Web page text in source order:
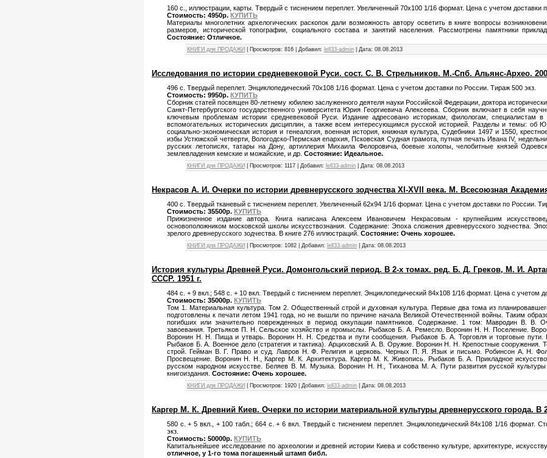
160 с., иллюстрации, карты. Твердый с тиснением переплет. Увеличенный 70х100 1/16 формат. Цена с учетом доставки
Стоимость: 4950р. КУПИТЬ
Материалы многолетних архелогических раскопок дали возможность автору осветить в книге вопросы
размеров, исторической топографии, социального состава и занятий населения. Рассмотрены памятники
Состояние: Отличное.
КНИГИ для ПРОДАЖИ | Просмотров: 816 | Добавил: lell33-admin | Дата: 08.08.2013
Исследования по истории средневековой Руси. сост. С. В. Стрельников. М.-Спб. Альянс-Архео.
496 с. Твердый переплет. Энциклопедический 70х108 1/16 формат. Цена с учетом доставки по России. Тираж 500 экз.
Стоимость: 9950р. КУПИТЬ
Сборник статей посвящен 80-летнему юбилею заслуженного деятеля науки Российской Федерации, доктора
Санкт-Петербургского государственного университета Юрия Георгиевича Алексеева. Сборник включает в себя
ключевым проблемам истории средневековой Руси. Издание адресовано историкам, филологам, специалистам в
вспомогательных исторических дисциплин, а также всем интересующимся русской историей. Разделы и темы: об
социально-экономическая история и генеалогия, военная история, книжная культура, Судебники 1497 и 1550,
избы Устюжской четверти, Вологодско-Пермская епархия, Псковская Судная грамота, путная печать Ивана IV,
русских летописях, татары на Дону, артиллерия Михаила Фелоровича, боевые холопы, челобитные князей
землевладения кемские и можайские, и др. Состояние: Идеальное.
КНИГИ для ПРОДАЖИ | Просмотров: 1117 | Добавил: lell33-admin | Дата: 08.08.2013
Некрасов А. И. Очерки по истории древнерусского зодчества XI-XVII века. М. Всесоюзная
400 с. Твердый тканевый с тиснением переплет. Увеличенный 62х94 1/16 формат. Цена с учетом доставки по России.
Стоимость: 35500р. КУПИТЬ
Прижизненное издание автора. Книга написана Алексеем Ивановичем Некрасовым - крупнейшим
основоположником московской школы искусствознания. Содержание: Эпоха сложения древнерусского зодчества.
зрелого древнерусского зодчества. В книге 276 иллюстраций. Состояние: Очень хорошее.
КНИГИ для ПРОДАЖИ | Просмотров: 1082 | Добавил: lell33-admin | Дата: 08.08.2013
История культуры Древней Руси. Домонгольский период. В 2-х томах. ред. Б. Д. Греков, М. И.
СССР. 1951 г.
484 с. + 9 вкл.; 548 с. + 10 вкл. Твердый с тиснением переплет. Энциклопедический 84х108 1/16 формат. Цена с учетом
Стоимость: 35000р. КУПИТЬ
Том 1. Материальная культура. Том 2. Общественный строй и духовная культура. Первые два тома из
подготовлены к печати летом 1941 года, но не вышли по причине начала Великой Отечественной войны. Таким
погибших или значительно поврежденных в период оккупации памятников. Содержание. 1 том: Мавродин В. В.
завоевания. Третьяков П. Н. Сельское хозяйство и промыслы. Рыбаков Б. А. Ремесло. Воронин Н. Н. Поселение.
Воронин Н. Н. Пища и утварь. Воронин Н. Н. Средства и пути сообщения. Рыбаков Б. А. Торговля и торговые пути.
Рыбаков Б. А. Военное дело (стратегия и тактика). Арциховский А. В. Оружие. Воронин Н. Н. Крепостные сооружения.
строй. Гейман В. Г. Право и суд. Лавров Н. Ф. Религия и церковь. Черных П. Я. Язык и письмо. Робинсон А. Н.
Просвещение. Воронин Н. Н., Каргер М. К. Архитектура. Каргер М. К. Живопись. Рыбаков Б. А. Прикладное
русском народном искусстве. Беляев В. М. Музыка. Воронин Н. Н., Тиханова М. А. Пути развития русской
книгоиздания. Состояние: Очень хорошее.
КНИГИ для ПРОДАЖИ | Просмотров: 1920 | Добавил: lell33-admin | Дата: 08.08.2013
Каргер М. К. Древний Киев. Очерки по истории материальной культуры древнерусского города. В
580 с. + 5 вкл., + 100 табл.; 664 с. + 6 вкл. Твердый с тиснением переплет. Энциклопедический 84х108 1/16 формат.
экз.
Стоимость: 50000р. КУПИТЬ
Капитальнейшее исследование по археологии и древней истории Киева и собственно культуре, архитектуре,
отличное, у 1-го тома погашенный штамп библ.